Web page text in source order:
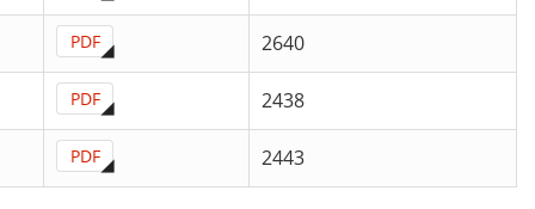
PDF 2640
PDF 2438
PDF 2443